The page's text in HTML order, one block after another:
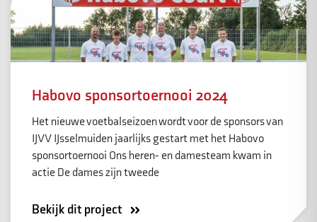
Habovo sponsortoernooi 2024
Het nieuwe voetbalseizoen wordt voor de sponsors van
IJVV IJsselmuiden jaarlijks gestart met het Habovo
sponsortoernooi Ons heren- en damesteam kwam in
actie De dames zijn tweede
Bekijk dit project